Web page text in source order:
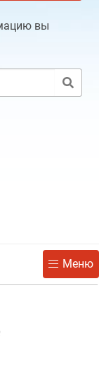
вы
Меню